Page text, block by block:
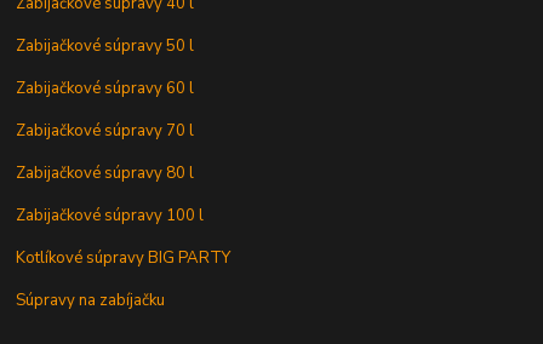
Zabijačkové súpravy 50 l
Zabijačkové súpravy 60 l
Zabijačkové súpravy 70 l
Zabijačkové súpravy 80 l
Zabijačkové súpravy 100 l
Kotlíkové súpravy BIG PARTY
Súpravy na zabíjačku